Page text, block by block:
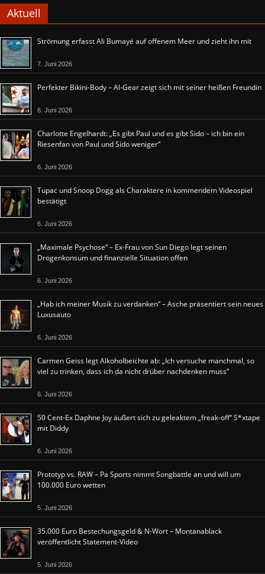
Aktuell
Strömung erfasst Ali Bumayé auf offenem Meer und zieht ihn mit
7. Juni 2026
Perfekter Bikini-Body – Al-Gear zeigt sich mit seiner heißen Freundin
6. Juni 2026
Charlotte Engelhardt: „Es gibt Paul und es gibt Sido – ich bin ein
Riesenfan von Paul und Sido weniger“
6. Juni 2026
Tupac und Snoop Dogg als Charaktere in kommendem Videospiel
bestätigt
6. Juni 2026
„Maximale Psychose“ – Ex-Frau von Sun Diego legt seinen
Drogenkonsum und finanzielle Situation offen
6. Juni 2026
„Hab ich meiner Musik zu verdanken“ – Asche präsentiert sein neues
Luxusauto
6. Juni 2026
Carmen Geiss legt Alkoholbeichte ab: „Ich versuche manchmal, so
viel zu trinken, dass ich da nicht drüber nachdenken muss“
6. Juni 2026
50 Cent-Ex Daphne Joy äußert sich zu geleaktem „freak-off“ S*xtape
mit Diddy
6. Juni 2026
Prototyp vs. RAW – Pa Sports nimmt Songbattle an und will um
100.000 Euro wetten
5. Juni 2026
35.000 Euro Bestechungsgeld & N-Wort – Montanablack
veröffentlicht Statement-Video
5. Juni 2026